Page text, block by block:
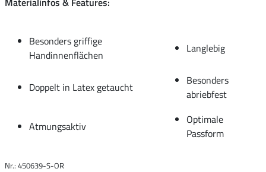
Besonders griffige
Handinnenflächen
Langlebig
Doppelt in Latex getaucht
Besonders
abriebfest
Atmungsaktiv
Optimale
Passform
Nr.: 450639-S-OR